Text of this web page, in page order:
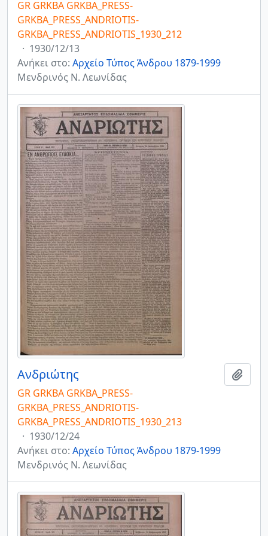
GR GRKBA GRKBA_PRESS-
GRKBA_PRESS_ANDRIOTIS-
GRKBA_PRESS_ANDRIOTIS_1930_212
· 1930/12/13
Ανήκει στο: Αρχείο Τύπος Άνδρου 1879-1999
Μενδρινός Ν. Λεωνίδας
Ανδριώτης
GR GRKBA GRKBA_PRESS-
GRKBA_PRESS_ANDRIOTIS-
GRKBA_PRESS_ANDRIOTIS_1930_213
· 1930/12/24
Ανήκει στο: Αρχείο Τύπος Άνδρου 1879-1999
Μενδρινός Ν. Λεωνίδας